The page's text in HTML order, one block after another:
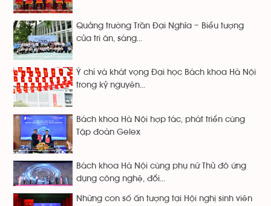
Quảng trường Trần Đại Nghĩa – Biểu tượng
của tri ân, sáng...
Ý chí và khát vọng Đại học Bách khoa Hà Nội
trong kỷ nguyên...
Bách khoa Hà Nội hợp tác, phát triển cùng
Tập đoàn Gelex
Bách khoa Hà Nội cùng phụ nữ Thủ đô ứng
dụng công nghệ, đổi...
Những con số ấn tượng tại Hội nghị sinh viên